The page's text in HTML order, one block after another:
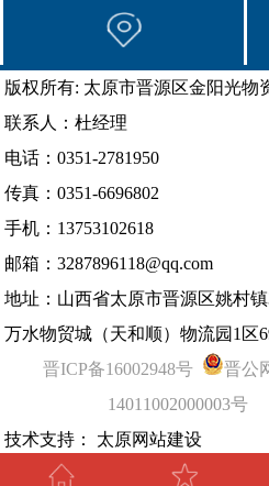
版权所有: 太原市晋源区金阳光物
联系人：杜经理
电话：0351-2781950
传真：0351-6696802
手机：13753102618
邮箱：3287896118@qq.com
地址：山西省太原市晋源区姚村
万水物贸城（天和顺）物流园1区
晋ICP备16002948号
晋公
14011002000003号
技术支持： 太原网站建设